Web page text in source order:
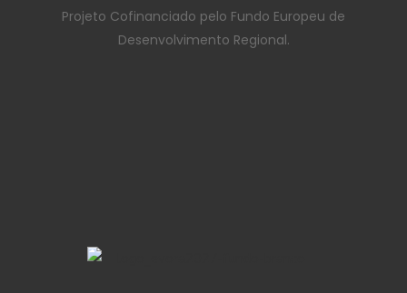
Projeto Cofinanciado pelo Fundo Europeu de
Desenvolvimento Regional.